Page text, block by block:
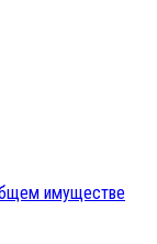
имуществе